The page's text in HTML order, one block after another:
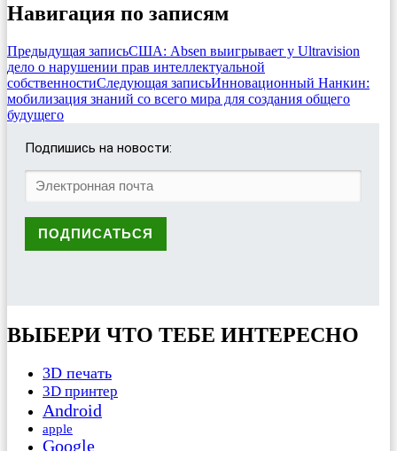
Навигация по записям
Предыдущая записьСША: Absen выигрывает у Ultravision
дело о нарушении прав интеллектуальной
собственностиСледующая записьИнновационный Нанкин:
мобилизация знаний со всего мира для создания общего
будущего
Подпишись на новости:
ВЫБЕРИ ЧТО ТЕБЕ ИНТЕРЕСНО
3D печать
3D принтер
Android
apple
Google